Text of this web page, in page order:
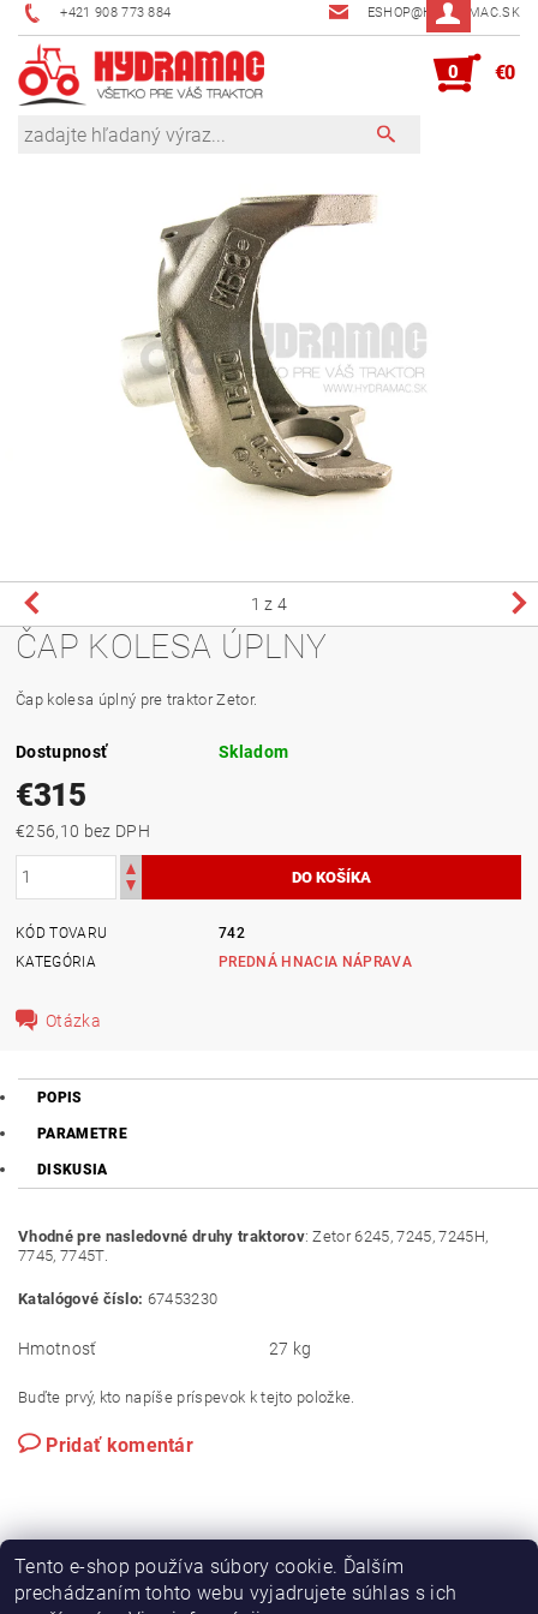
+421 908 773 884 ESHOP@HYDRAMAC.SK
0 €0
1 z 4
ČAP KOLESA ÚPLNY
Čap kolesa úplný pre traktor Zetor.
Dostupnosť Skladom
€315
€256,10 bez DPH
KÓD TOVARU
742
KATEGÓRIA
PREDNÁ HNACIA NÁPRAVA
Otázka
POPIS
PARAMETRE
DISKUSIA
Vhodné pre nasledovné druhy traktorov: Zetor 6245, 7245, 7245H,
7745, 7745T.
Katalógové číslo: 67453230
Hmotnosť 27 kg
Buďte prvý, kto napíše príspevok k tejto položke.
Pridať komentár
Tento e-shop používa súbory cookie. Ďalším
prechádzaním tohto webu vyjadrujete súhlas s ich